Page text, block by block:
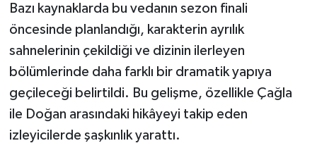
Bazı kaynaklarda bu vedanın sezon finali
öncesinde planlandığı, karakterin ayrılık
sahnelerinin çekildiği ve dizinin ilerleyen
bölümlerinde daha farklı bir dramatik yapıya
geçileceği belirtildi. Bu gelişme, özellikle Çağla
ile Doğan arasındaki hikâyeyi takip eden
izleyicilerde şaşkınlık yarattı.